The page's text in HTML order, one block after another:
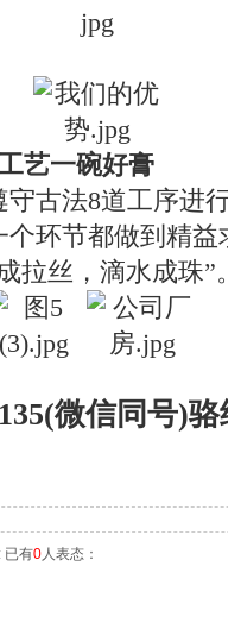
艺一碗好膏
古法8道工序进
环节都做到精
拉丝，滴水成珠”
微信同号)
已有0人表态：